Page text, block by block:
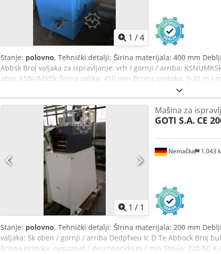
1 /4
Stanje: polovno, Tehnički detalji: Širina materijala: 400 mm
Abbsk Broj valjaka za ispravljanje: vrh / gornji / arriba:
abjo: KSNUMKSk Širina valjka: 410 mm Brzina protoka: 9-20 m /
Težina mašine cca.: 1,3 t približno. zahtev za prostor: L: 2.1kV:
14mm, ne vozi - Pod-valjci nisu podesivi, pogon - 1k ulazni /
nosač (L: 1.2kV: 0.7kV: 1.16m) sa 4pcs valjci i vodič prevoz - 2
mora biti električno integrisan u mašinu na strani kupca! I.D. ... *
1 / 1
Nemačka 1.043
Mašina za
GOTI S.A. CE
Stanje: polovno, Tehnički detalji: Širina materijala: 200 mm
valjaka: 5k oben / gornji / arriba Dedpfxeu Ic D Te Abbock Broj
Brzina protoka: nepoznat / desconocido m / min Struja: 220/50 A